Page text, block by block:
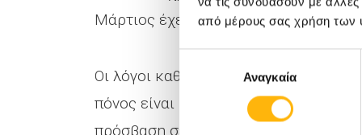
από μέρους σας χρήση των
συγκατάθεσηςΑναγκαία
Μάρτιος έχει χαρακτηριστεί ως
Οι λόγοι καθυστέρησης της
πόνος είναι «φυσιολογικός» και δεν
πρόσβαση σε γυναικολόγο είναι όχι